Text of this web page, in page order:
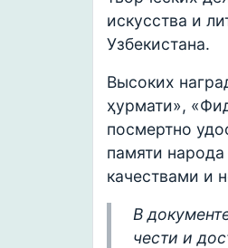
искусства и
Узбекистана.
Высоких
ҳурмати»,
посмертно
памяти
качествами и
В
чести и